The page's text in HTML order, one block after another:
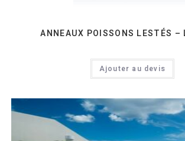
ANNEAUX POISSONS LESTÉS –
Ajouter au devis